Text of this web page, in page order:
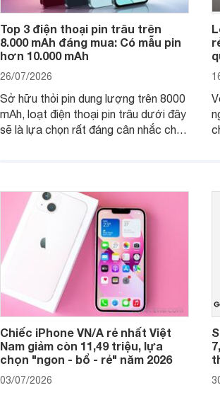
Top 3 điện thoại pin trâu trên
8.000 mAh đáng mua: Có mẫu pin
hơn 10.000 mAh
26/07/2026
Sở hữu thỏi pin dung lượng trên 8000
mAh, loạt điện thoại pin trâu dưới đây
sẽ là lựa chọn rất đáng cân nhắc cho
Chiếc iPhone VN/A rẻ nhất Việt
Nam giảm còn 11,49 triệu, lựa
chọn "ngon - bổ - rẻ" năm 2026
03/07/2026